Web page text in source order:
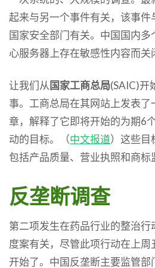
起来与另一个事件有关，该事件
国家安全部门有关。中国国内多
心服务器上存在敏感性内容而关
让我们从 国家工商总局(SAIC)开
事。工商总局在其网站上发表了
章，解释了它即将开始的为期6
动的目标。（中文报道）这些目
包括产品质量、营业执照和商标
反垄断调查
第二项发生在药品行业的整治行
度案有关，尽管此项行动在上
开始了。中国反垄断主要监管部